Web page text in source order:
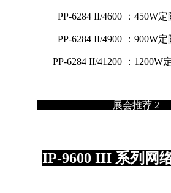
PP-6284 II/4600 ：450W定
PP-6284 II/4900 ：900W定
PP-6284 II/41200 ：1200W
展会推
IP-9600 III 系列网